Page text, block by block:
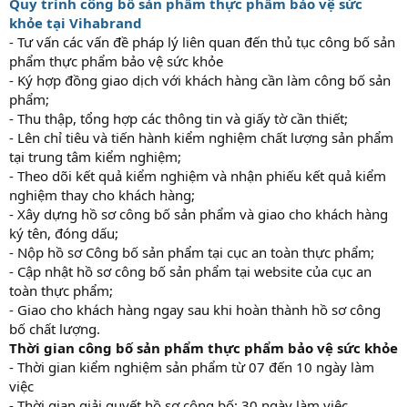
khỏe tại Vihabrand
- Tư vấn các vấn đề pháp lý liên quan đến thủ tục công bố sản
phẩm thực phẩm bảo vệ sức khỏe
- Ký hợp đồng giao dịch với khách hàng cần làm công bố sản
phẩm;
- Thu thập, tổng hợp các thông tin và giấy tờ cần thiết;
- Lên chỉ tiêu và tiến hành kiểm nghiệm chất lượng sản phẩm
tại trung tâm kiểm nghiệm;
- Theo dõi kết quả kiểm nghiệm và nhận phiếu kết quả kiểm
nghiệm thay cho khách hàng;
- Xây dựng hồ sơ công bố sản phẩm và giao cho khách hàng
ký tên, đóng dấu;
- Nộp hồ sơ Công bố sản phẩm tại cục an toàn thực phẩm;
- Cập nhật hồ sơ công bố sản phẩm tại website của cục an
toàn thực phẩm;
- Giao cho khách hàng ngay sau khi hoàn thành hồ sơ công
bố chất lượng.
Thời gian công bố sản phẩm thực phẩm bảo vệ sức khỏe
- Thời gian kiểm nghiệm sản phẩm từ 07 đến 10 ngày làm
việc